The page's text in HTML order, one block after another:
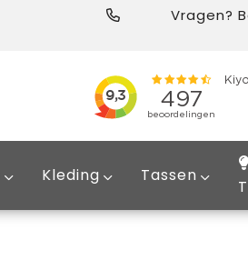
Vragen?
Kleding Tassen